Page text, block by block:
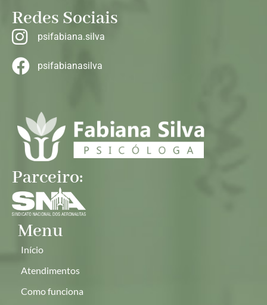
Parceiro:
Menu
Início
Atendimentos
Como funciona
Redes Sociais
psifabiana.silva
psifabianasilva